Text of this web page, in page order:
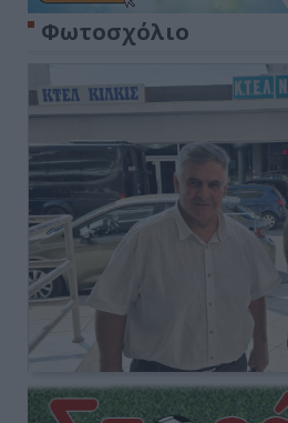
Φωτοσχόλιο